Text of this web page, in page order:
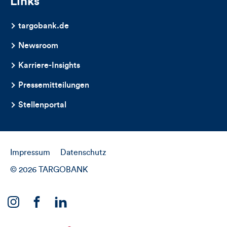
targobank.de
Newsroom
Karriere-Insights
Pressemitteilungen
Stellenportal
Impressum Datenschutz
© 2026 TARGOBANK